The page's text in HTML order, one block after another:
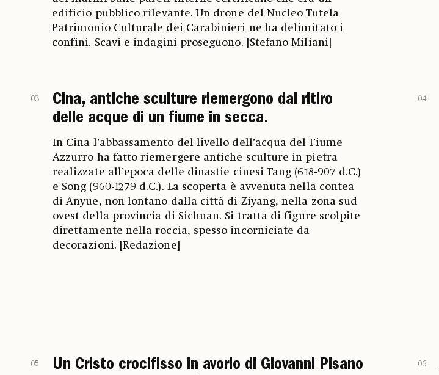
edificio pubblico rilevante. Un drone del Nucleo Tutela
Patrimonio Culturale dei Carabinieri ne ha delimitato i
confini. Scavi e indagini proseguono. [Stefano Miliani]
03
Cina, antiche sculture riemergono dal ritiro
delle acque di un fiume in secca.
In Cina l’abbassamento del livello dell’acqua del Fiume
Azzurro ha fatto riemergere antiche sculture in pietra
realizzate all’epoca delle dinastie cinesi Tang (618-907 d.C.)
e Song (960-1279 d.C.). La scoperta è avvenuta nella contea
di Anyue, non lontano dalla città di Ziyang, nella zona sud
ovest della provincia di Sichuan. Si tratta di figure scolpite
direttamente nella roccia, spesso incorniciate da
decorazioni. [Redazione]
04
05
Un Cristo crocifisso in avorio di Giovanni Pisano
06